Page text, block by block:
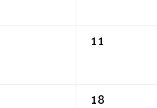
11
18